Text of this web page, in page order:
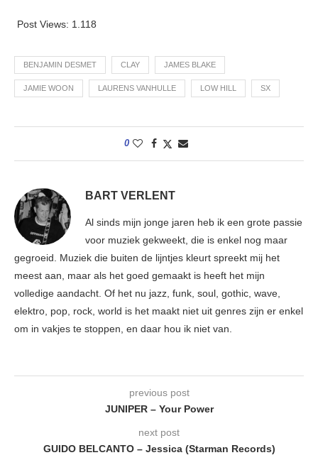
Post Views: 1.118
BENJAMIN DESMET CLAY JAMES BLAKE
JAMIE WOON LAURENS VANHULLE LOW HILL SX
0
BART VERLENT
Al sinds mijn jonge jaren heb ik een grote passie
voor muziek gekweekt, die is enkel nog maar
gegroeid. Muziek die buiten de lijntjes kleurt spreekt mij het
meest aan, maar als het goed gemaakt is heeft het mijn
volledige aandacht. Of het nu jazz, funk, soul, gothic, wave,
elektro, pop, rock, world is het maakt niet uit genres zijn er enkel
om in vakjes te stoppen, en daar hou ik niet van.
previous post
JUNIPER – Your Power
next post
GUIDO BELCANTO – Jessica (Starman Records)